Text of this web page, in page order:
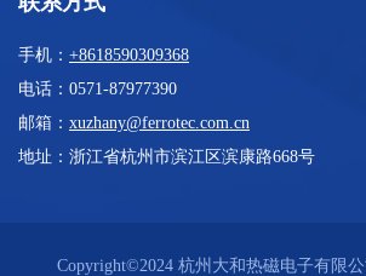
手机： +8618590309368
电话：0571-87977390
邮箱： xuzhany@ferrotec.com.cn
地址：浙江省杭州市滨江区滨康路668号
Copyright©2024 杭州大和热磁电子有限